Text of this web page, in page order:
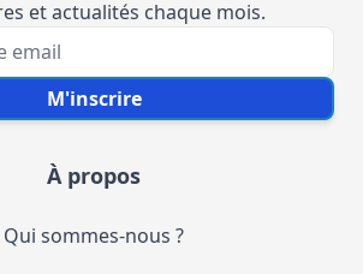
et actualités chaque mois.
M'inscrire
À propos
Qui sommes-nous ?